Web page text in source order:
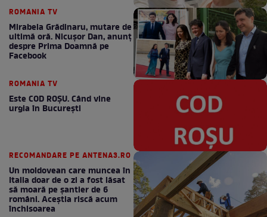
ROMANIA TV
Mirabela Grădinaru, mutare de
ultimă oră. Nicuşor Dan, anunţ
despre Prima Doamnă pe
Facebook
ROMANIA TV
Este COD ROŞU. Când vine
urgia în Bucureşti
RECOMANDARE PE ANTENA3.RO
Un moldovean care muncea în
Italia doar de o zi a fost lăsat
să moară pe şantier de 6
români. Aceștia riscă acum
închisoarea